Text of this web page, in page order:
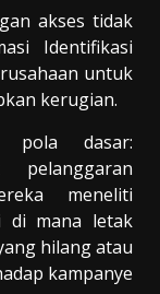
akses tidak
Identifikasi
untuk
kerugian.
pola dasar:
pelanggaran
meneliti
di mana letak
hilang atau
kampanye